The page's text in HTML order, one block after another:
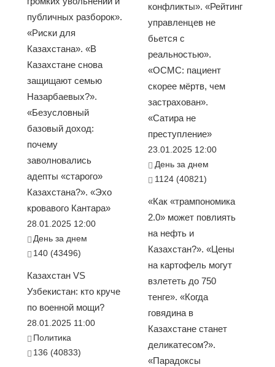
публичных разборок».
«Риски для
Казахстана». «В
Казахстане снова
защищают семью
Назарбаевых?».
«Безусловный
базовый доход:
почему
заволновались
адепты «старого»
Казахстана?». «Эхо
кровавого Кантара»
28.01.2025 12:00
День за днем
140 (43496)
Казахстан VS
Узбекистан: кто круче
по военной мощи?
28.01.2025 11:00
Политика
136 (40833)
конфликты». «Рейтинг
управленцев не
бьется с
реальностью».
«ОСМС: пациент
скорее мёртв, чем
застрахован».
«Сатира не
преступление»
23.01.2025 12:00
День за днем
1124 (40821)
«Как «трампономика
2.0» может повлиять
на нефть и
Казахстан?». «Цены
на картофель могут
взлететь до 750
тенге». «Когда
говядина в
Казахстане станет
деликатесом?».
«Парадоксы